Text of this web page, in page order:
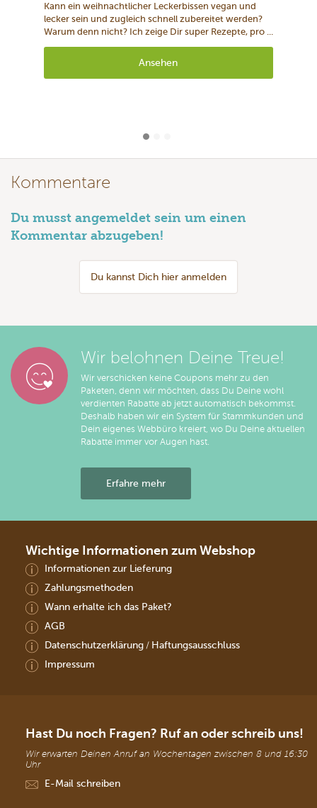
Kann ein weihnachtlicher Leckerbissen vegan und
lecker sein und zugleich schnell zubereitet werden?
Warum denn nicht? Ich zeige Dir super Rezepte, pro ...
Ansehen
Kommentare
Du musst angemeldet sein um einen
Kommentar abzugeben!
Du kannst Dich hier anmelden
Wir belohnen Deine Treue!
Wir verschicken keine Coupons mehr zu den
Paketen, denn wir möchten, dass Du Deine wohl
verdienten Rabatte ab jetzt automatisch bekommst.
Deshalb haben wir ein System für Stammkunden und
Dein eigenes Webbüro kreiert, wo Du Deine aktuellen
Rabatte immer vor Augen hast.
Erfahre mehr
Wichtige Informationen zum Webshop
Informationen zur Lieferung
Zahlungsmethoden
Wann erhalte ich das Paket?
AGB
Datenschutzerklärung/ Haftungsausschluss
Impressum
Hast Du noch Fragen? Ruf an oder schreib uns!
Wir erwarten Deinen Anruf an Wochentagen zwischen 8 und 16:30
Uhr
E-Mail schreiben